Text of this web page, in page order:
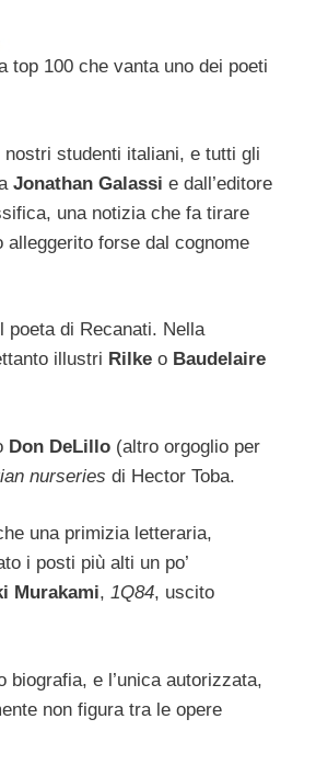
top 100 che vanta uno dei poeti
studenti italiani, e tutti gli
Jonathan Galassi e dall’editore
una notizia che fa tirare
forse dal cognome
poeta di Recanati. Nella
illustri Rilke o Baudelaire
Don DeLillo (altro orgoglio per
nurseries di Hector Toba.
una primizia letteraria,
i posti più alti un po’
Murakami, 1Q84, uscito
e l’unica autorizzata,
non figura tra le opere